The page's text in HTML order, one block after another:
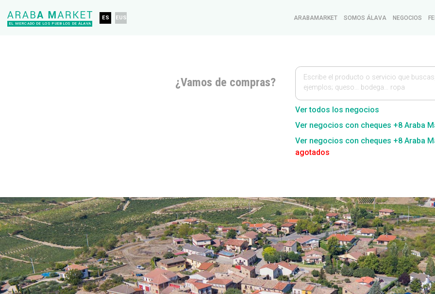
EL MERCADO DE LOS PUEBLOS DE ÁLAVA
ES EUS ARABAMARKET SOMOS ÁLAVA NEGOCIOS
¿Vamos de compras?
Escribe el producto o servicio que
ejemplos; queso… bodega… ropa
Ver todos los negocios
Ver negocios con cheques +8 Araba
Ver negocios con cheques +8 Araba
agotados